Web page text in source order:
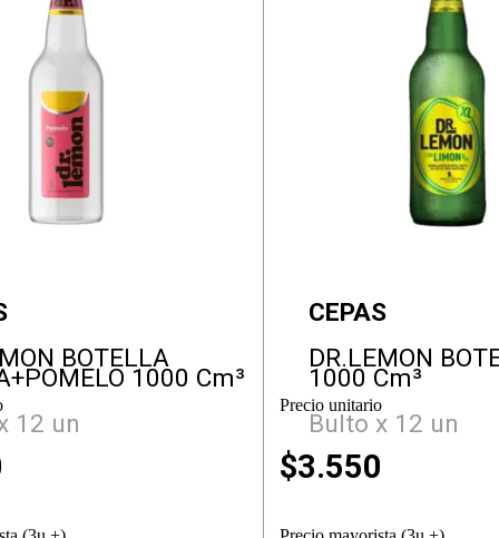
BOTELLA
1000 Cm³
12 un
CEPAS
DR.LEMON
1000 Cm³
Bulto x 12 un
Precio unitario
$3.550